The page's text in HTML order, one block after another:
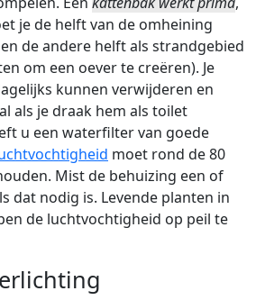
je de helft van de omheining
de andere helft als strandgebied
om een oever te creëren). Je
kunnen verwijderen en
als je draak hem als toilet
u een waterfilter van goede
moet rond de 80
Mist de behuizing een of
dat nodig is. Levende planten in
de luchtvochtigheid op peil te